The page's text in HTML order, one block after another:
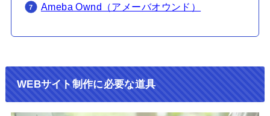
Ameba Ownd（アメーバオウンド）
WEBサイト制作に必要な道具